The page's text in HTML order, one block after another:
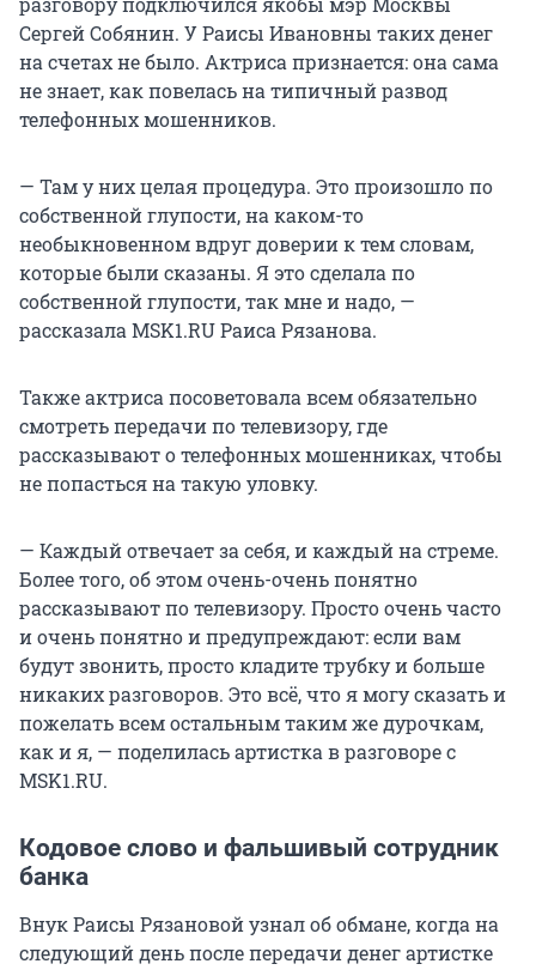
Сергей Собянин. У Раисы Ивановны таких денег
на счетах не было. Актриса признается: она сама
не знает, как повелась на типичный развод
телефонных мошенников.
— Там у них целая процедура. Это произошло по
собственной глупости, на каком-то
необыкновенном вдруг доверии к тем словам,
которые были сказаны. Я это сделала по
собственной глупости, так мне и надо, —
рассказала MSK1.RU Раиса Рязанова.
Также актриса посоветовала всем обязательно
смотреть передачи по телевизору, где
рассказывают о телефонных мошенниках, чтобы
не попасться на такую уловку.
— Каждый отвечает за себя, и каждый на стреме.
Более того, об этом очень-очень понятно
рассказывают по телевизору. Просто очень часто
и очень понятно и предупреждают: если вам
будут звонить, просто кладите трубку и больше
никаких разговоров. Это всё, что я могу сказать и
пожелать всем остальным таким же дурочкам,
как и я, — поделилась артистка в разговоре с
MSK1.RU.
Кодовое слово и фальшивый сотрудник
банка
Внук Раисы Рязановой узнал об обмане, когда на
следующий день после передачи денег артистке